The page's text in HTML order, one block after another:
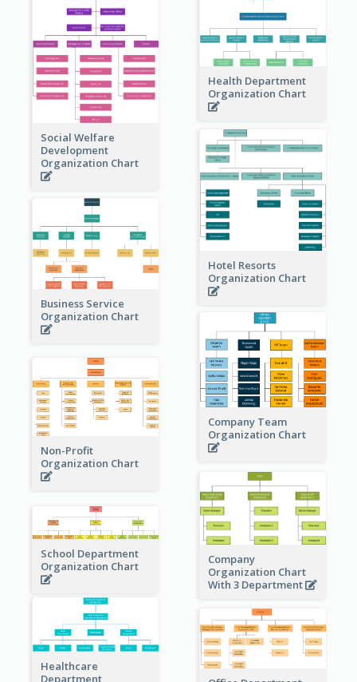
Social Welfare
Development
Organization Chart
Health Department
Organization Chart
Hotel Resorts
Organization Chart
Business Service
Organization Chart
Company Team
Organization Chart
Non-Profit
Organization Chart
Company
Organization Chart
With 3 Department
School Department
Organization Chart
Healthcare
Department